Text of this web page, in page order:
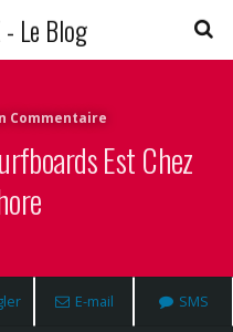
- Le Blog
Commentaire
Est Chez
E-mail SMS